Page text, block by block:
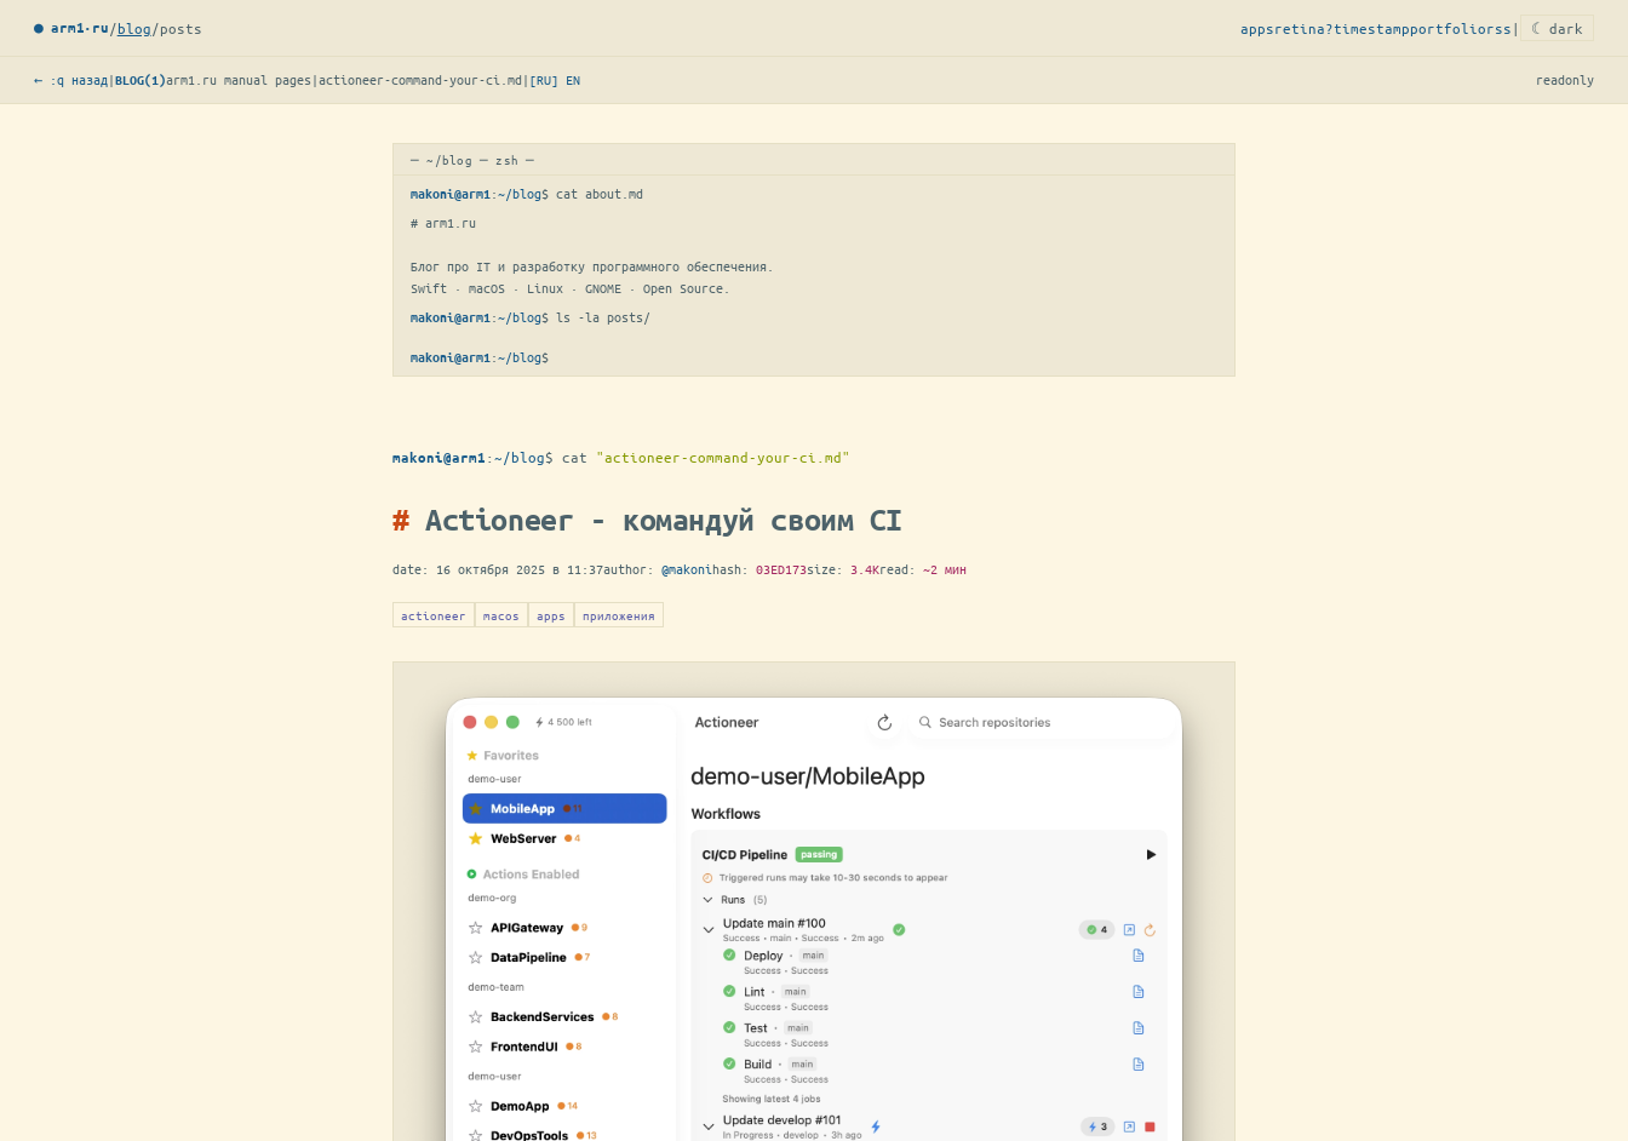
● arm1·ru /blog/posts appsretina?timestampportfoliorss| ☾ dark
← :q назад|BLOG(1)arm1.ru manual pages |actioneer-command-your-ci.md | [RU] EN readonly
─ ~/blog ─ zsh ─
makoni@arm1 :~/blog$ cat about.md
# arm1.ru
Блог про IT и разработку программного обеспечения.
Swift · macOS · Linux · GNOME · Open Source.
makoni@arm1 :~/blog$ ls -la posts/
makoni@arm1 :~/blog$
makoni@arm1 :~/blog$ cat "actioneer-command-your-ci.md"
Actioneer - командуй своим CI
date: 16 октября 2025 в 11:37author: @makonihash: 03ED173size: 3.4Kread: ~2 мин
actioneer macos apps приложения